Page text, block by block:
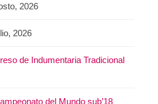
2026
2026
de Indumentaria Tradicional
del Mundo sub’18